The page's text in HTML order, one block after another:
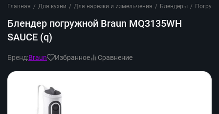
Главная / Для кухни / Для нарезки и измельчения / Блендеры /
Блендер погружной Braun MQ3135WH
SAUCE (q)
Бренд:Braun Избранное Сравнение